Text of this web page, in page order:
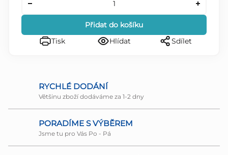
Přidat do košíku
Tisk
Hlídat Sdílet
RYCHLÉ DODÁNÍ
Většinu zboží dodáváme za 1-2 dny
PORADÍME S VÝBĚREM
Jsme tu pro Vás Po - Pá